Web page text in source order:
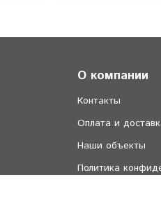
О компании
Контакты
Оплата и
Наши объекты
Политика